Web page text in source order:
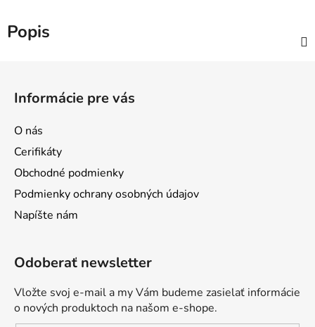
Popis
Informácie pre vás
O nás
Cerifikáty
Obchodné podmienky
Podmienky ochrany osobných údajov
Napíšte nám
Odoberať newsletter
Vložte svoj e-mail a my Vám budeme zasielať informácie
o nových produktoch na našom e-shope.